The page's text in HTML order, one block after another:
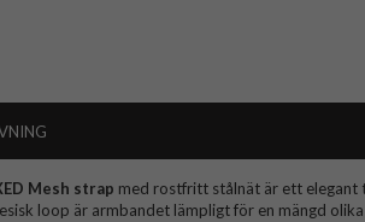
Mesh strap med rostfritt stålnät är ett elegant
loop är armbandet lämpligt för en mängd